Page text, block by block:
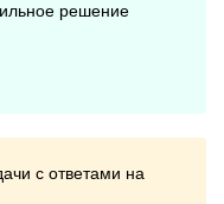
решение
с ответами на